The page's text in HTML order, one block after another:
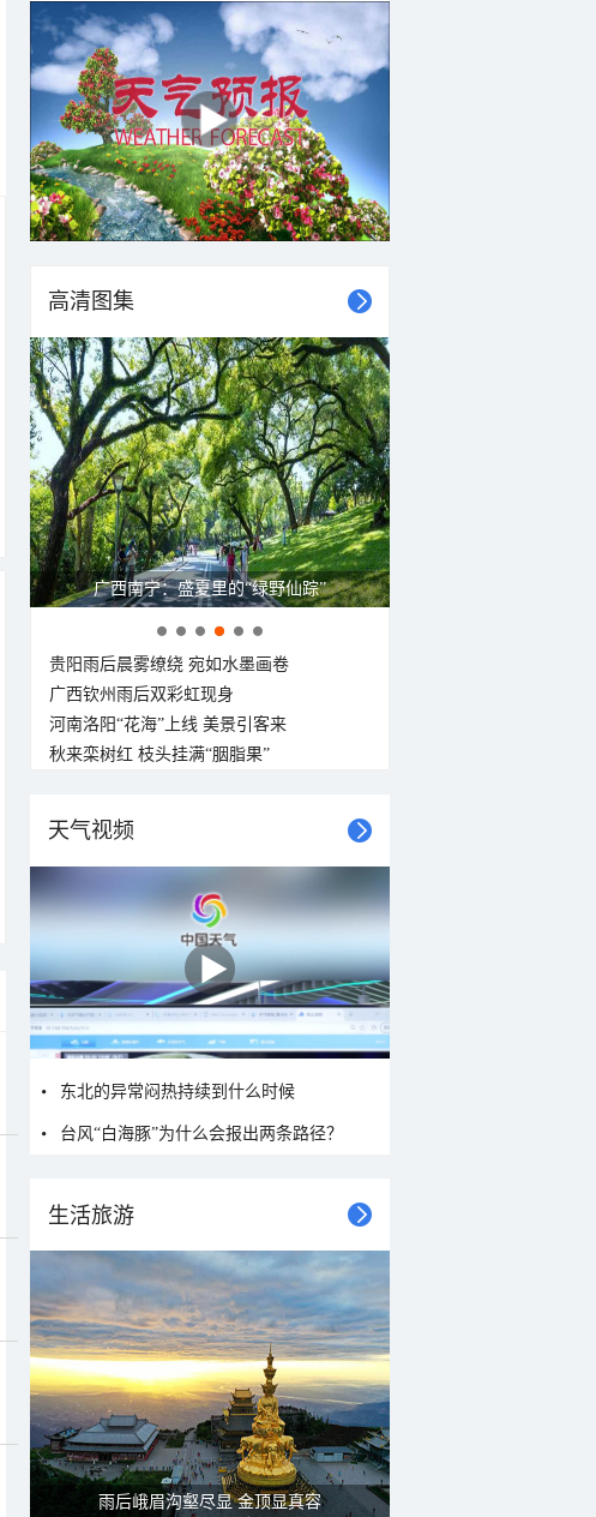
高清图集
广西南宁：盛夏里的“绿野仙踪”
贵阳雨后晨雾缭绕 宛如水墨画卷
广西钦州雨后双彩虹现身
河南洛阳“花海”上线 美景引客来
秋来栾树红 枝头挂满“胭脂果”
天气视频
东北的异常闷热持续到什么时候
台风“白海豚”为什么会报出两条路径？
生活旅游
雨后峨眉沟壑尽显 金顶显真容